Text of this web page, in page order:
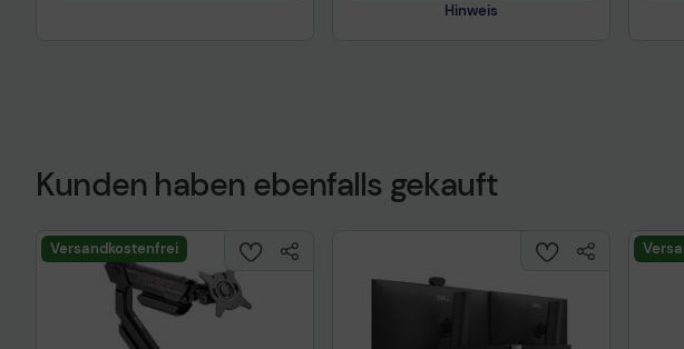
Hinweis
Technisches Produktdatenblatt
Kunden haben ebenfalls gekauft
Versandkostenfrei